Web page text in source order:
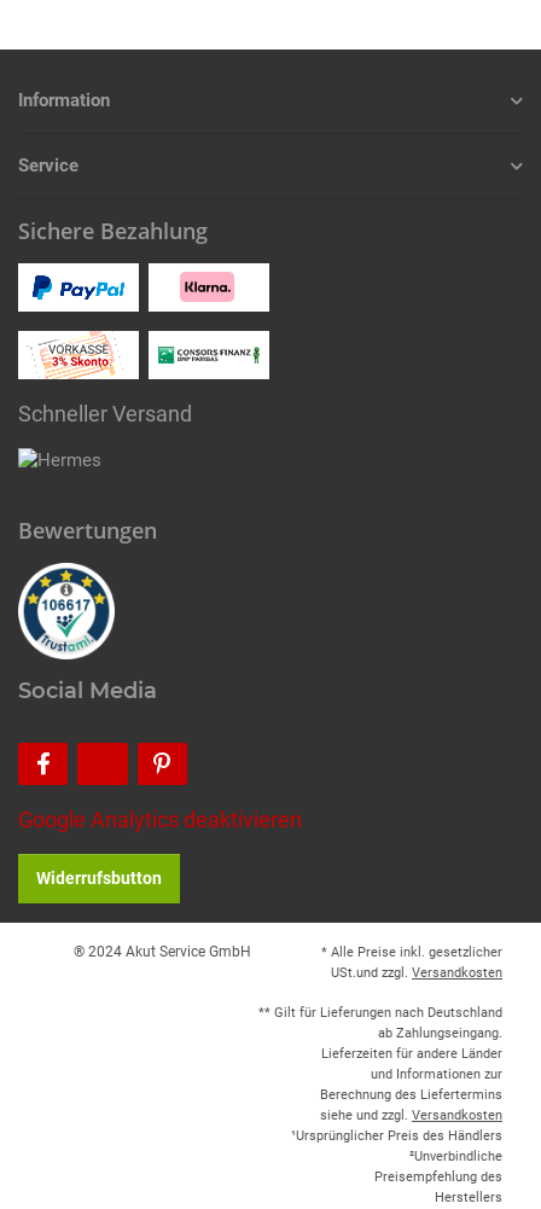
Information
Service
Sichere Bezahlung
Schneller Versand
Bewertungen
Social Media
Google Analytics deaktivieren
Widerrufsbutton
® 2024 Akut Service GmbH
* Alle Preise inkl. gesetzlicher
USt.und zzgl. Versandkosten
** Gilt für Lieferungen nach Deutschland
ab Zahlungseingang.
Lieferzeiten für andere Länder
und Informationen zur
Berechnung des Liefertermins
siehe und zzgl. Versandkosten
¹Ursprünglicher Preis des Händlers
²Unverbindliche
Preisempfehlung des
Herstellers